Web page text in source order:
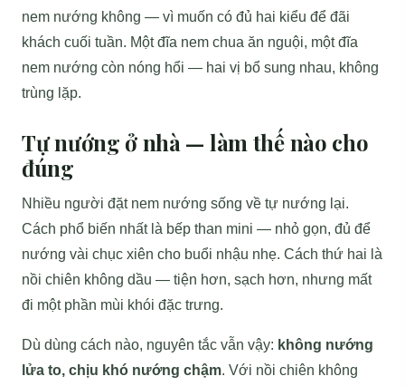
nem nướng không — vì muốn có đủ hai kiểu để đãi
khách cuối tuần. Một đĩa nem chua ăn nguội, một đĩa
nem nướng còn nóng hổi — hai vị bổ sung nhau, không
trùng lặp.
Tự nướng ở nhà — làm thế nào cho
đúng
Nhiều người đặt nem nướng sống về tự nướng lại.
Cách phổ biến nhất là bếp than mini — nhỏ gọn, đủ để
nướng vài chục xiên cho buổi nhậu nhẹ. Cách thứ hai là
nồi chiên không dầu — tiện hơn, sạch hơn, nhưng mất
đi một phần mùi khói đặc trưng.
Dù dùng cách nào, nguyên tắc vẫn vậy: không nướng
lửa to, chịu khó nướng chậm. Với nồi chiên không